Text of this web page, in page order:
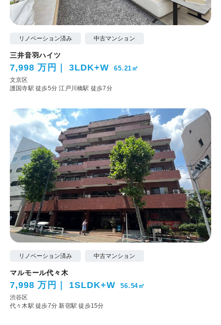
リノベーション済み 中古マンション
三井音羽ハイツ
7,998 万円 3LDK+W 65.21㎡
文京区
護国寺駅 徒歩5分江戸川橋駅 徒歩7分
リノベーション済み 中古マンション
マルモール代々木
7,998 万円 1SLDK+W 56.54㎡
渋谷区
代々木駅 徒歩7分 新宿駅 徒歩15分